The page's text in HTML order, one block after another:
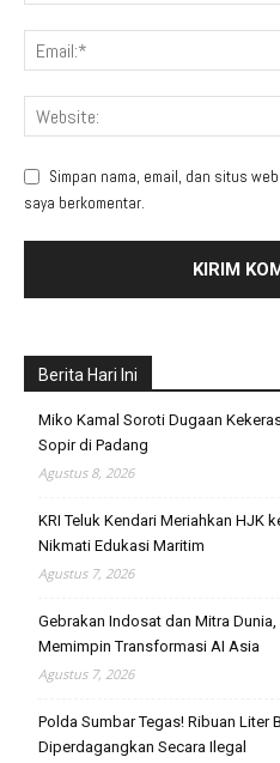
Simpan nama, email, dan situs
saya berkomentar.
Berita Hari Ini
Miko Kamal Soroti Dugaan
Sopir di Padang
Agustus 8, 2026
KRI Teluk Kendari Meriahkan HJK
Nikmati Edukasi Maritim
Agustus 7, 2026
Gebrakan Indosat dan Mitra
Memimpin Transformasi AI Asia
Agustus 7, 2026
Polda Sumbar Tegas! Ribuan Liter
Diperdagangkan Secara Ilegal